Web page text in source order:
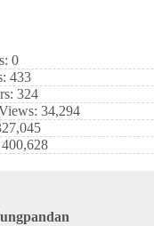
0
433
324
34,294
400,628